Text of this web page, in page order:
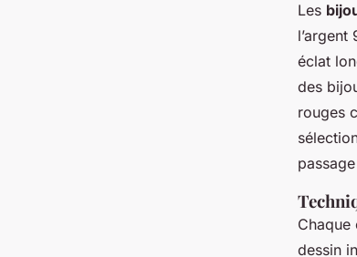
Les
éclat
des
rouges
Chaque
dessin